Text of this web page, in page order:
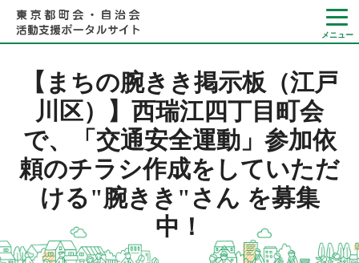
Language
やさしい日本語
ひらがなをつける
【まちの腕きき掲示板（江戸
川区）】西瑞江四丁目町会
で、「交通安全運動」参加依
頼のチラシ作成をしていただ
ける"腕きき"さん を募集
中！